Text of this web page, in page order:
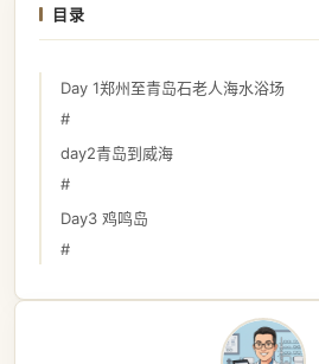
目录
Day 1郑州至青岛石老人海水浴场
#
day2青岛到威海
#
Day3 鸡鸣岛
#